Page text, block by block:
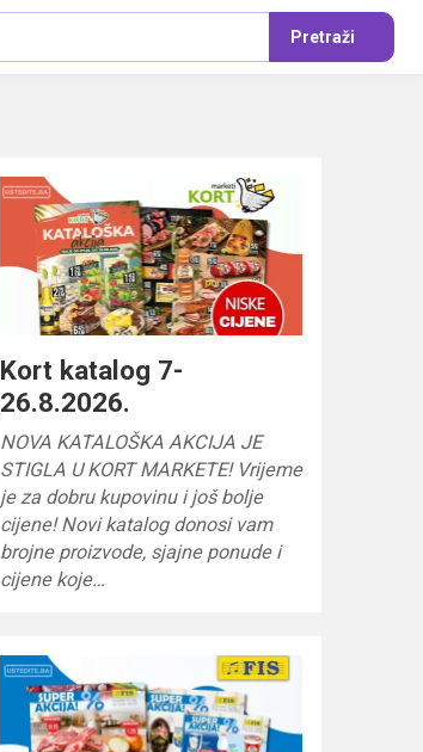
Pretraži
Kort katalog 7-
26.8.2026.
NOVA KATALOŠKA AKCIJA JE
STIGLA U KORT MARKETE! Vrijeme
je za dobru kupovinu i još bolje
cijene! Novi katalog donosi vam
brojne proizvode, sjajne ponude i
cijene koje…